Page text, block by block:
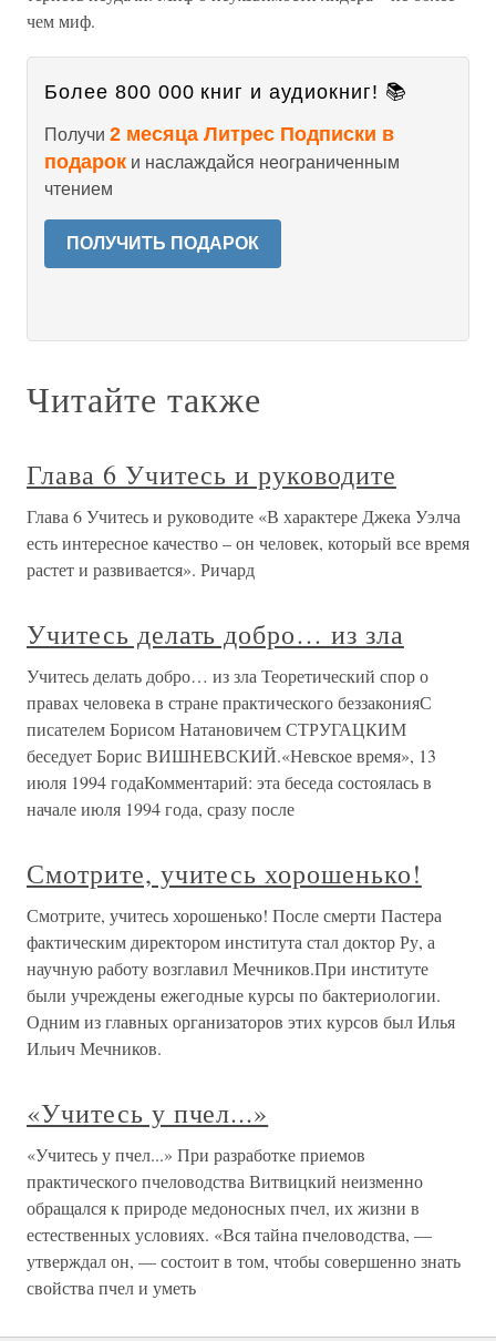
чем миф.
Более 800 000 книг и аудиокниг! 📚
Получи 2 месяца Литрес Подписки в
подарок и наслаждайся неограниченным
чтением
ПОЛУЧИТЬ ПОДАРОК
Читайте также
Глава 6 Учитесь и руководите
Глава 6 Учитесь и руководите «В характере Джека Уэлча
есть интересное качество – он человек, который все время
растет и развивается». Ричард
Учитесь делать добро… из зла
Учитесь делать добро… из зла Теоретический спор о
правах человека в стране практического беззаконияС
писателем Борисом Натановичем СТРУГАЦКИМ
беседует Борис ВИШНЕВСКИЙ.«Невское время», 13
июля 1994 годаКомментарий: эта беседа состоялась в
начале июля 1994 года, сразу после
Смотрите, учитесь хорошенько!
Смотрите, учитесь хорошенько! После смерти Пастера
фактическим директором института стал доктор Ру, а
научную работу возглавил Мечников.При институте
были учреждены ежегодные курсы по бактериологии.
Одним из главных организаторов этих курсов был Илья
Ильич Мечников.
«Учитесь у пчел...»
«Учитесь у пчел...» При разработке приемов
практического пчеловодства Витвицкий неизменно
обращался к природе медоносных пчел, их жизни в
естественных условиях. «Вся тайна пчеловодства, —
утверждал он, — состоит в том, чтобы совершенно знать
свойства пчел и уметь